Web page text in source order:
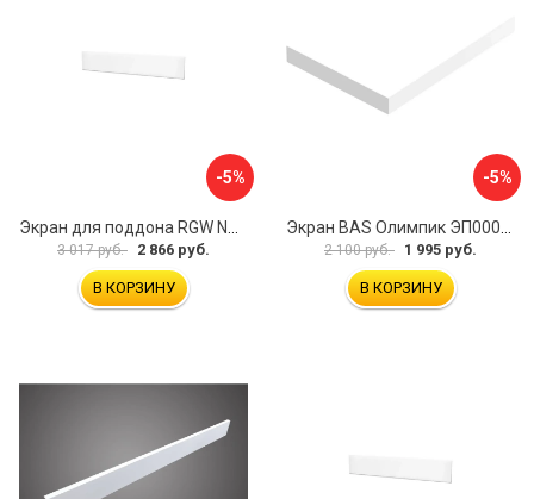
-5%
3 017 руб. 2 866 руб.
В КОРЗИНУ
-5%
2 100 руб. 1 995 руб.
В КОРЗИНУ